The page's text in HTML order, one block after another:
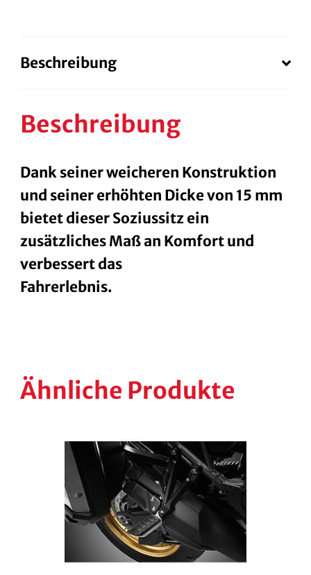
Beschreibung
Beschreibung
Dank seiner weicheren Konstruktion
und seiner erhöhten Dicke von 15 mm
bietet dieser Soziussitz ein
zusätzliches Maß an Komfort und
verbessert das
Fahrerlebnis.
Ähnliche Produkte